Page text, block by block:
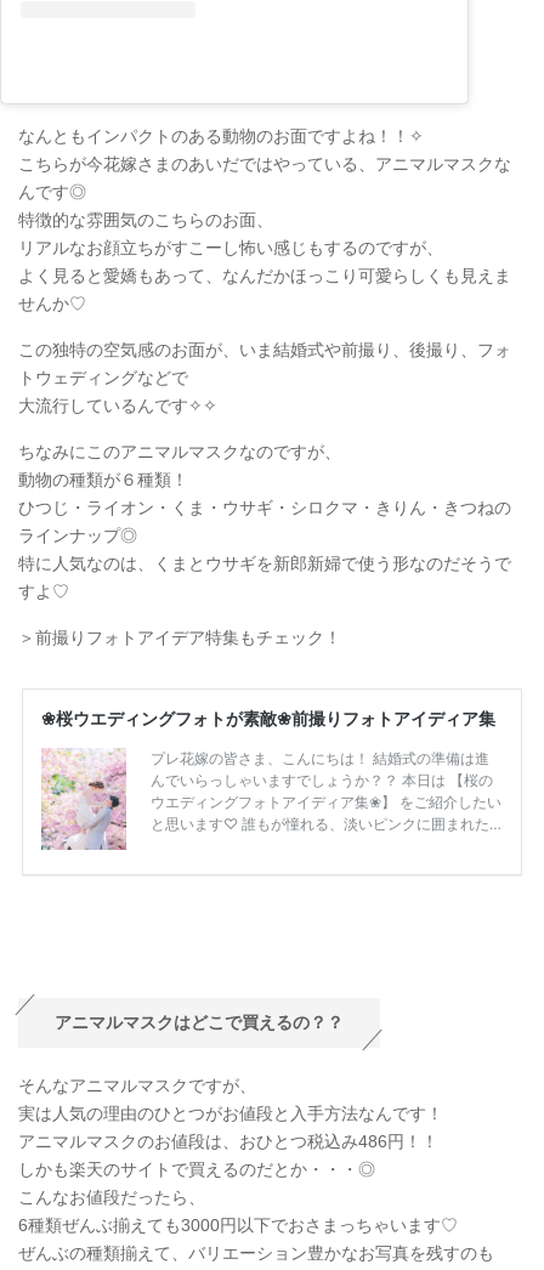
なんともインパクトのある動物のお面ですよね！！✧
こちらが今花嫁さまのあいだではやっている、アニマルマスクな
んです◎
特徴的な雰囲気のこちらのお面、
リアルなお顔立ちがすこーし怖い感じもするのですが、
よく見ると愛嬌もあって、なんだかほっこり可愛らしくも見えま
せんか♡
この独特の空気感のお面が、いま結婚式や前撮り、後撮り、フォ
トウェディングなどで
大流行しているんです✧✧
ちなみにこのアニマルマスクなのですが、
動物の種類が６種類！
ひつじ・ライオン・くま・ウサギ・シロクマ・きりん・きつねの
ラインナップ◎
特に人気なのは、くまとウサギを新郎新婦で使う形なのだそうで
すよ♡
＞前撮りフォトアイデア特集もチェック！
アニマルマスクはどこで買えるの？？
そんなアニマルマスクですが、
実は人気の理由のひとつがお値段と入手方法なんです！
アニマルマスクのお値段は、おひとつ税込み486円！！
しかも楽天のサイトで買えるのだとか・・・◎
こんなお値段だったら、
6種類ぜんぶ揃えても3000円以下でおさまっちゃいます♡
ぜんぶの種類揃えて、バリエーション豊かなお写真を残すのも